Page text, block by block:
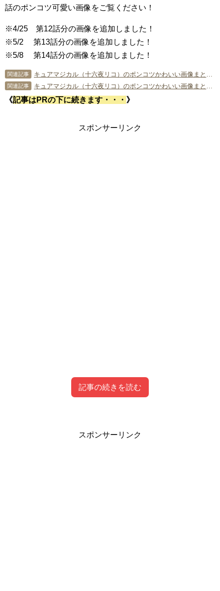
話のポンコツ可愛い画像をご覧ください！
※4/25 第12話分の画像を追加しました！
※5/2 第13話分の画像を追加しました！
※5/8 第14話分の画像を追加しました！
関連記事 キュアマジカル（十六夜リコ）のポンコツかわいい画像まとめ【第19話～第22話】
関連記事 キュアマジカル（十六夜リコ）のポンコツかわいい画像まとめ【第15話～第18話】
《記事はPRの下に続きます・・・ 》
スポンサーリンク
記事の続きを読む
十六夜リコ（制服）画像スポンサーリンク